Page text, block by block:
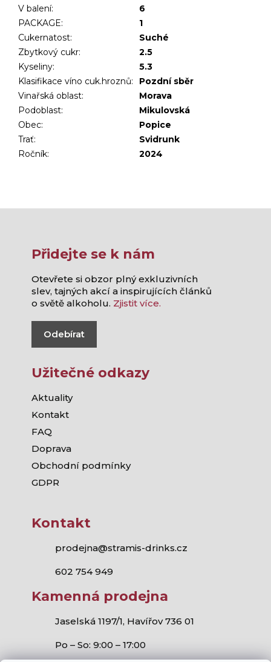
V balení:
6
PACKAGE:
1
Cukernatost:
Suché
Zbytkový cukr:
2.5
Kyseliny:
5.3
Klasifikace víno cuk.hroznů:
Pozdní sběr
Vinařská oblast:
Morava
Podoblast:
Mikulovská
Obec:
Popice
Trať:
Svidrunk
Ročník: 2024
Přidejte se k nám
Otevřete si obzor plný exkluzivních
slev, tajných akcí a inspirujících článků
o světě alkoholu. Zjistit více.
Odebírat
Užitečné odkazy
Aktuality
Kontakt
FAQ
Doprava
Obchodní podmínky
GDPR
Kontakt
prodejna@stramis-drinks.cz
602 754 949
Kamenná prodejna
Jaselská 1197/1, Havířov 736 01
Po – So: 9:00 – 17:00